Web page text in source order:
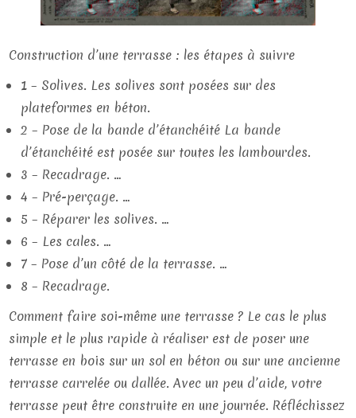
Construction d’une terrasse : les étapes à suivre
1 – Solives. Les solives sont posées sur des
plateformes en béton.
2 – Pose de la bande d’étanchéité La bande
d’étanchéité est posée sur toutes les lambourdes.
3 – Recadrage. …
4 – Pré-perçage. …
5 – Réparer les solives. …
6 – Les cales. …
7 – Pose d’un côté de la terrasse. …
8 – Recadrage.
Comment faire soi-même une terrasse ? Le cas le plus
simple et le plus rapide à réaliser est de poser une
terrasse en bois sur un sol en béton ou sur une ancienne
terrasse carrelée ou dallée. Avec un peu d’aide, votre
terrasse peut être construite en une journée. Réfléchissez